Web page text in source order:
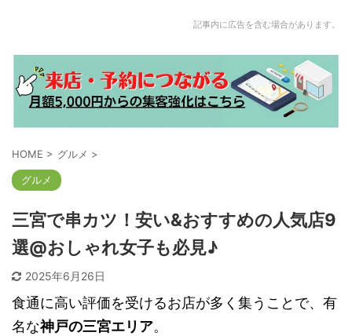
記事内に広告を含む場合があります。
HOME > グルメ >
グルメ
三宮で串カツ！安い&おすすめの人気店9
選@おしゃれ女子も必見♪
2025年6月26日
食通に高い評価を受けるお店が多く集うことで、有
名な神戸の三宮エリア。